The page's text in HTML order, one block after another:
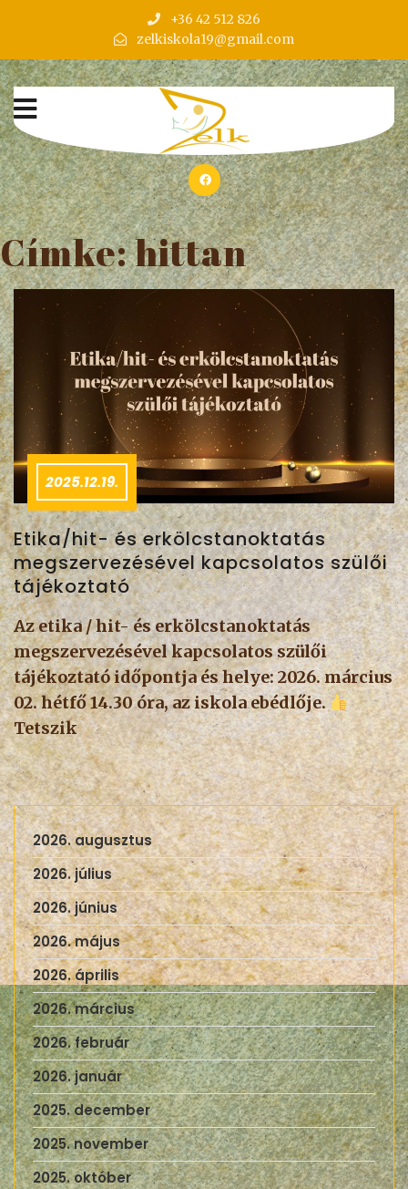
+36 42 512 826
zelkiskola19@gmail.com
Címke:hittan
2025.12.19.
Etika/hit- és erkölcstanoktatás
megszervezésével kapcsolatos szülői
tájékoztató
Az etika / hit- és erkölcstanoktatás
megszervezésével kapcsolatos szülői
tájékoztató időpontja és helye: 2026. március
02. hétfő 14.30 óra, az iskola ebédlője.
Tetszik
2026. augusztus
2026. július
2026. június
2026. május
2026. április
2026. március
2026. február
2026. január
2025. december
2025. november
2025. október